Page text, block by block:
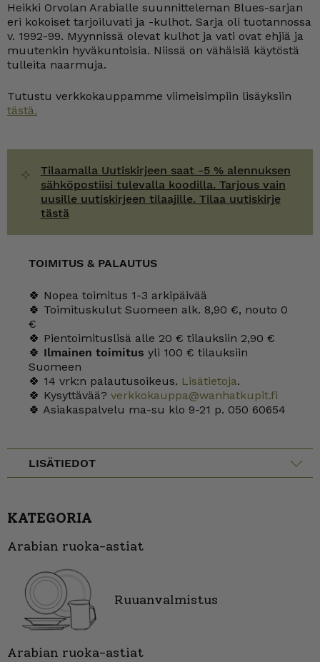
määrä
Heikki Orvolan Arabialle suunnitteleman Blues-sarjan
eri kokoiset tarjoiluvati ja -kulhot. Sarja oli tuotannossa
v. 1992-99. Myynnissä olevat kulhot ja vati ovat ehjiä ja
muutenkin hyväkuntoisia. Niissä on vähäisiä käytöstä
tulleita naarmuja.
Tutustu verkkokauppamme viimeisimpiin lisäyksiin
tästä.
Tilaamalla Uutiskirjeen saat -5 % alennuksen
sähköpostiisi tulevalla koodilla. Tarjous vain
uusille uutiskirjeen tilaajille. Tilaa uutiskirje
tästä
TOIMITUS & PALAUTUS
🍀 Nopea toimitus 1-3 arkipäivää
🍀 Toimituskulut Suomeen alk. 8,90 €, nouto 0
€
🍀 Pientoimituslisä alle 20 € tilauksiin 2,90 €
🍀 Ilmainen toimitus yli 100 € tilauksiin
Suomeen
🍀 14 vrk:n palautusoikeus. Lisätietoja.
🍀 Kysyttävää? verkkokauppa@wanhatkupit.fi
🍀 Asiakaspalvelu ma-su klo 9-21 p. 050 60654
LISÄTIEDOT
KATEGORIA
Arabian ruoka-astiat
Ruuanvalmistus
Arabian ruoka-astiat